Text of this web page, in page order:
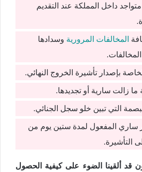
داخل المملكة عند التقديم
المخالفات المرورية وسدادها
بإصدار تأشيرة الخروج النهائي.
ما زالت سارية أو تجديدها.
التي تبين خلو سجل الجنائي.
ساري المفعول لمدة ستين يوم من
التأشيرة.
قد ألقينا الضوء على كيفية الحصول